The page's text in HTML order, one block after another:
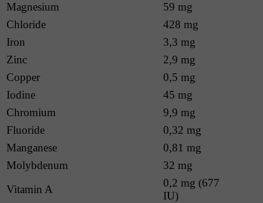
Magnesium
59 mg
Chloride
428 mg
Iron
3,3 mg
Zinc
2,9 mg
Copper
0,5 mg
Iodine
45 mg
Chromium
9,9 mg
Fluoride
0,32 mg
Manganese
0,81 mg
Molybdenum
32 mg
Vitamin A
0,2 mg (677
IU)